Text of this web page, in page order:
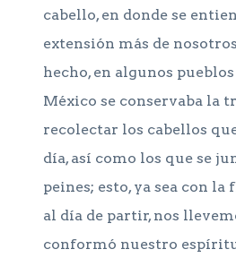
cabello, en donde se
extensión más de
hecho, en algunos
México se conservaba la
recolectar los cabellos
día, así como los que se
peines; esto, ya sea con la
al día de partir, nos
conformó nuestro